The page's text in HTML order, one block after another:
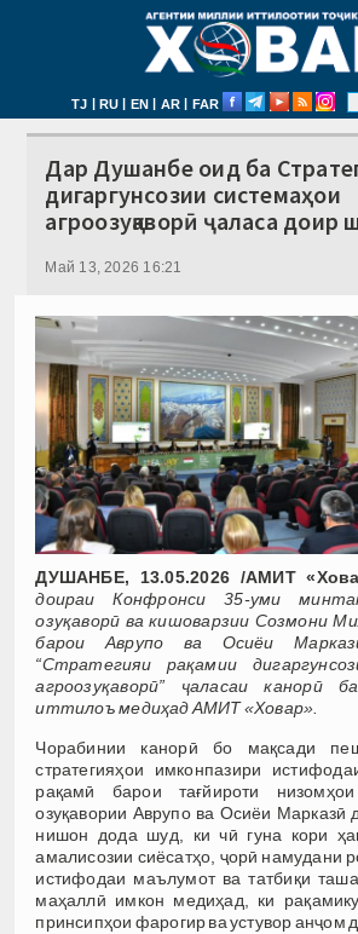
TJ | RU | EN | AR | FAR
Дар Душанбе оид ба
дигаргунсозии системаҳои
агроозуқаворӣ ҷаласа доир
Май 13, 2026 16:21
ДУШАНБЕ, 13.05.2026 /АМИТ
доираи Конфронси 35-уми
озуқаворӣ ва кишоварзии Созмони
барои Аврупо ва Осиёи
“Стратегияи рақамии
агроозуқаворӣ” ҷаласаи канорӣ
иттилоъ медиҳад АМИТ «Ховар».
Чорабинии канорӣ бо мақсади
стратегияҳои имконпазири
рақамӣ барои тағйироти
озуқавории Аврупо ва Осиёи Марказӣ
нишон дода шуд, ки чӣ гуна кори
амалисозии сиёсатҳо, ҷорӣ намудани
истифодаи маълумот ва татбиқи
маҳаллӣ имкон медиҳад, ки
принсипҳои фарогир ва устувор анҷом